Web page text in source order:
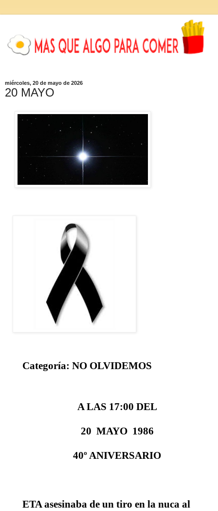
miércoles, 20 de mayo de 2026
20 MAYO
Categoría: NO OLVIDEMOS
A LAS 17:00 DEL
20 MAYO 1986
40º ANIVERSARIO
ETA asesinaba de un tiro en la nuca al